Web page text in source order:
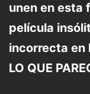
unen en esta
película
incorrecta en
LO QUE